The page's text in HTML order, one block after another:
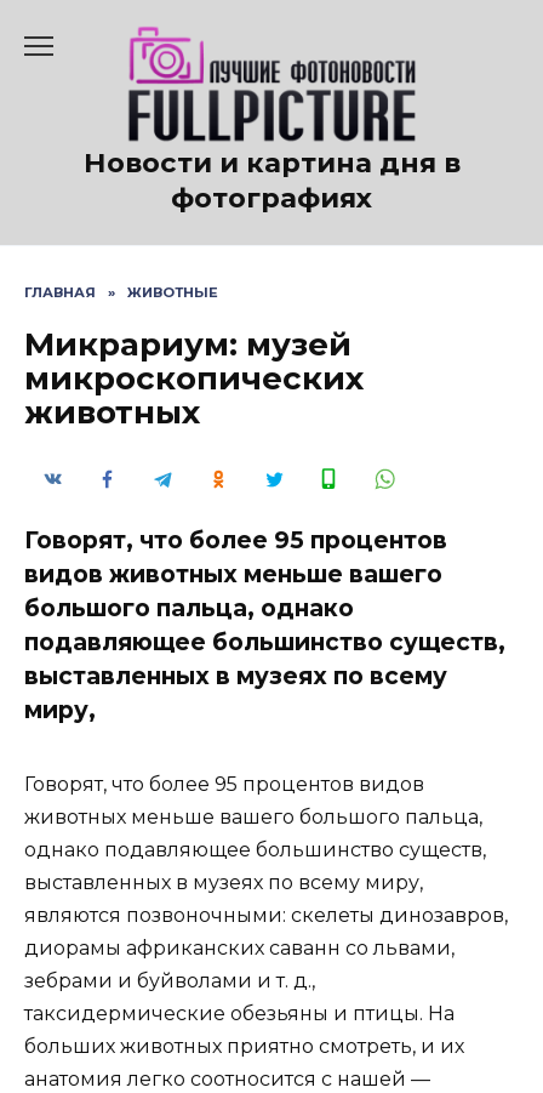
содержанию
Новости и картина дня в
фотографиях
ГЛАВНАЯ » ЖИВОТНЫЕ
Микрариум: музей
микроскопических
животных
Говорят, что более 95 процентов
видов животных меньше вашего
большого пальца, однако
подавляющее большинство существ,
выставленных в музеях по всему
миру,
Говорят, что более 95 процентов видов
животных меньше вашего большого пальца,
однако подавляющее большинство существ,
выставленных в музеях по всему миру,
являются позвоночными: скелеты динозавров,
диорамы африканских саванн со львами,
зебрами и буйволами и т. д.,
таксидермические обезьяны и птицы. На
больших животных приятно смотреть, и их
анатомия легко соотносится с нашей —